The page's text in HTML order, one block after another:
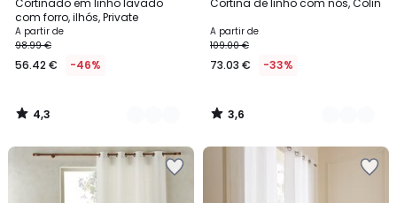
Cortinado em linho lavado
com forro, ilhós, Private
A partir de
98.99 €
56.42 € -46%
Cores
4,3
/
Cortina de linho com nós, Colin
A partir de
109.00 €
73.03 € -33%
Cores
3,6
/